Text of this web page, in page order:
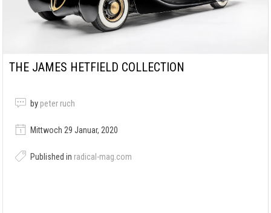
THE JAMES HETFIELD COLLECTION
by peter ruch
Mittwoch 29 Januar, 2020
Published in radical-mag.com